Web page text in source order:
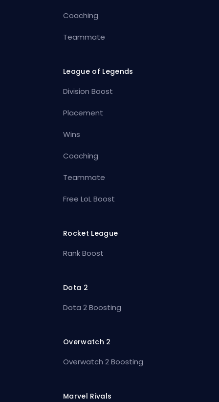
Coaching
Teammate
League of Legends
Division Boost
Placement
Wins
Coaching
Teammate
Free LoL Boost
Rocket League
Rank Boost
Dota 2
Dota 2 Boosting
Overwatch 2
Overwatch 2 Boosting
Marvel Rivals